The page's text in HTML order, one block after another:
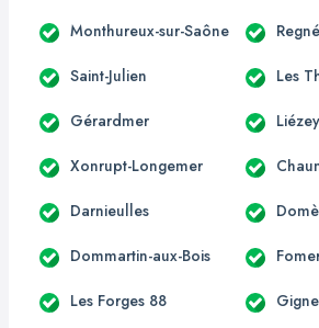
Monthureux-sur-Saône
Saint-Julien Les
Gérardmer Liézey
Xonrupt-Longemer
Darnieulles
Dommartin-aux-Bois
Les Forges 88